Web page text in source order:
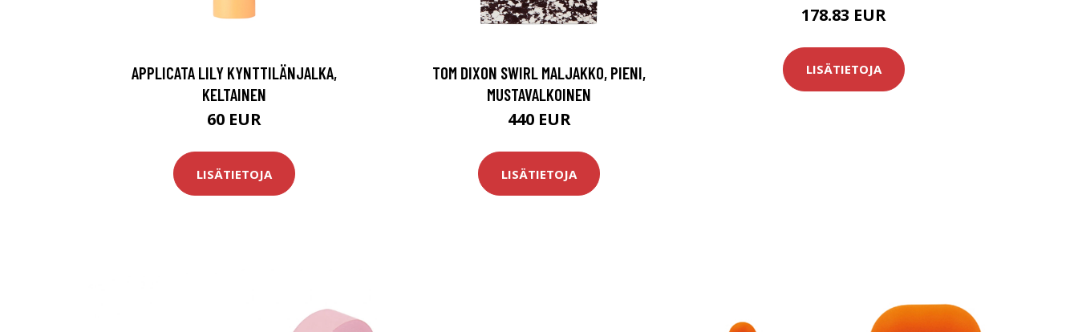
APPLICATA LILY KYNTTILÄNJALKA,
KELTAINEN
60 EUR
LISÄTIETOJA
TOM DIXON SWIRL MALJAKKO, PIENI,
MUSTAVALKOINEN
440 EUR
LISÄTIETOJA
178.83 EUR
LISÄTIETOJA